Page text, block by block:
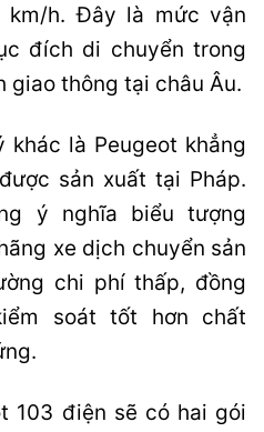
km/h. Đây là mức vận
đích di chuyển trong
giao thông tại châu Âu.
là Peugeot khẳng
sản xuất tại Pháp.
ý nghĩa biểu tượng
xe dịch chuyển sản
chi phí thấp, đồng
soát tốt hơn chất
103 điện sẽ có hai gói